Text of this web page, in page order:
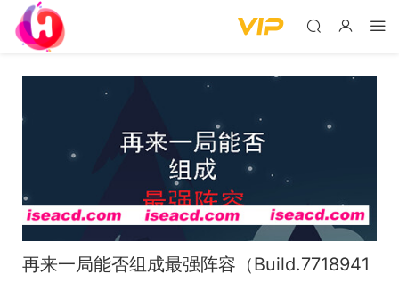
再来一局能否组成最强阵容（Build.7718941